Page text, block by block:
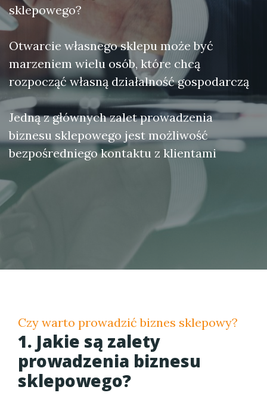
sklepowego?
Otwarcie własnego sklepu może być
marzeniem wielu osób, które chcą
rozpocząć własną działalność gospodarczą
Jedną z głównych zalet prowadzenia
biznesu sklepowego jest możliwość
bezpośredniego kontaktu z klientami
Czy warto prowadzić biznes sklepowy?
1. Jakie są zalety
prowadzenia biznesu
sklepowego?